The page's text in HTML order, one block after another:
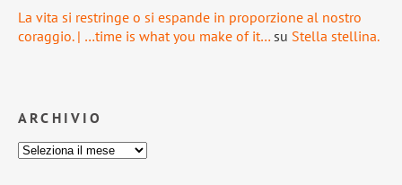
La vita si restringe o si espande in proporzione al nostro
coraggio. | …time is what you make of it… su Stella stellina.
ARCHIVIO